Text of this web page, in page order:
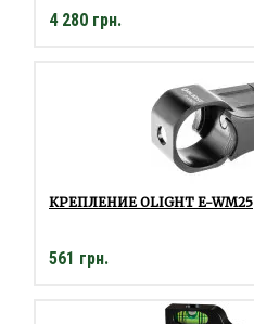
4 280 грн.
КРЕПЛЕНИЕ OLIGHT E-WM25
561 грн.